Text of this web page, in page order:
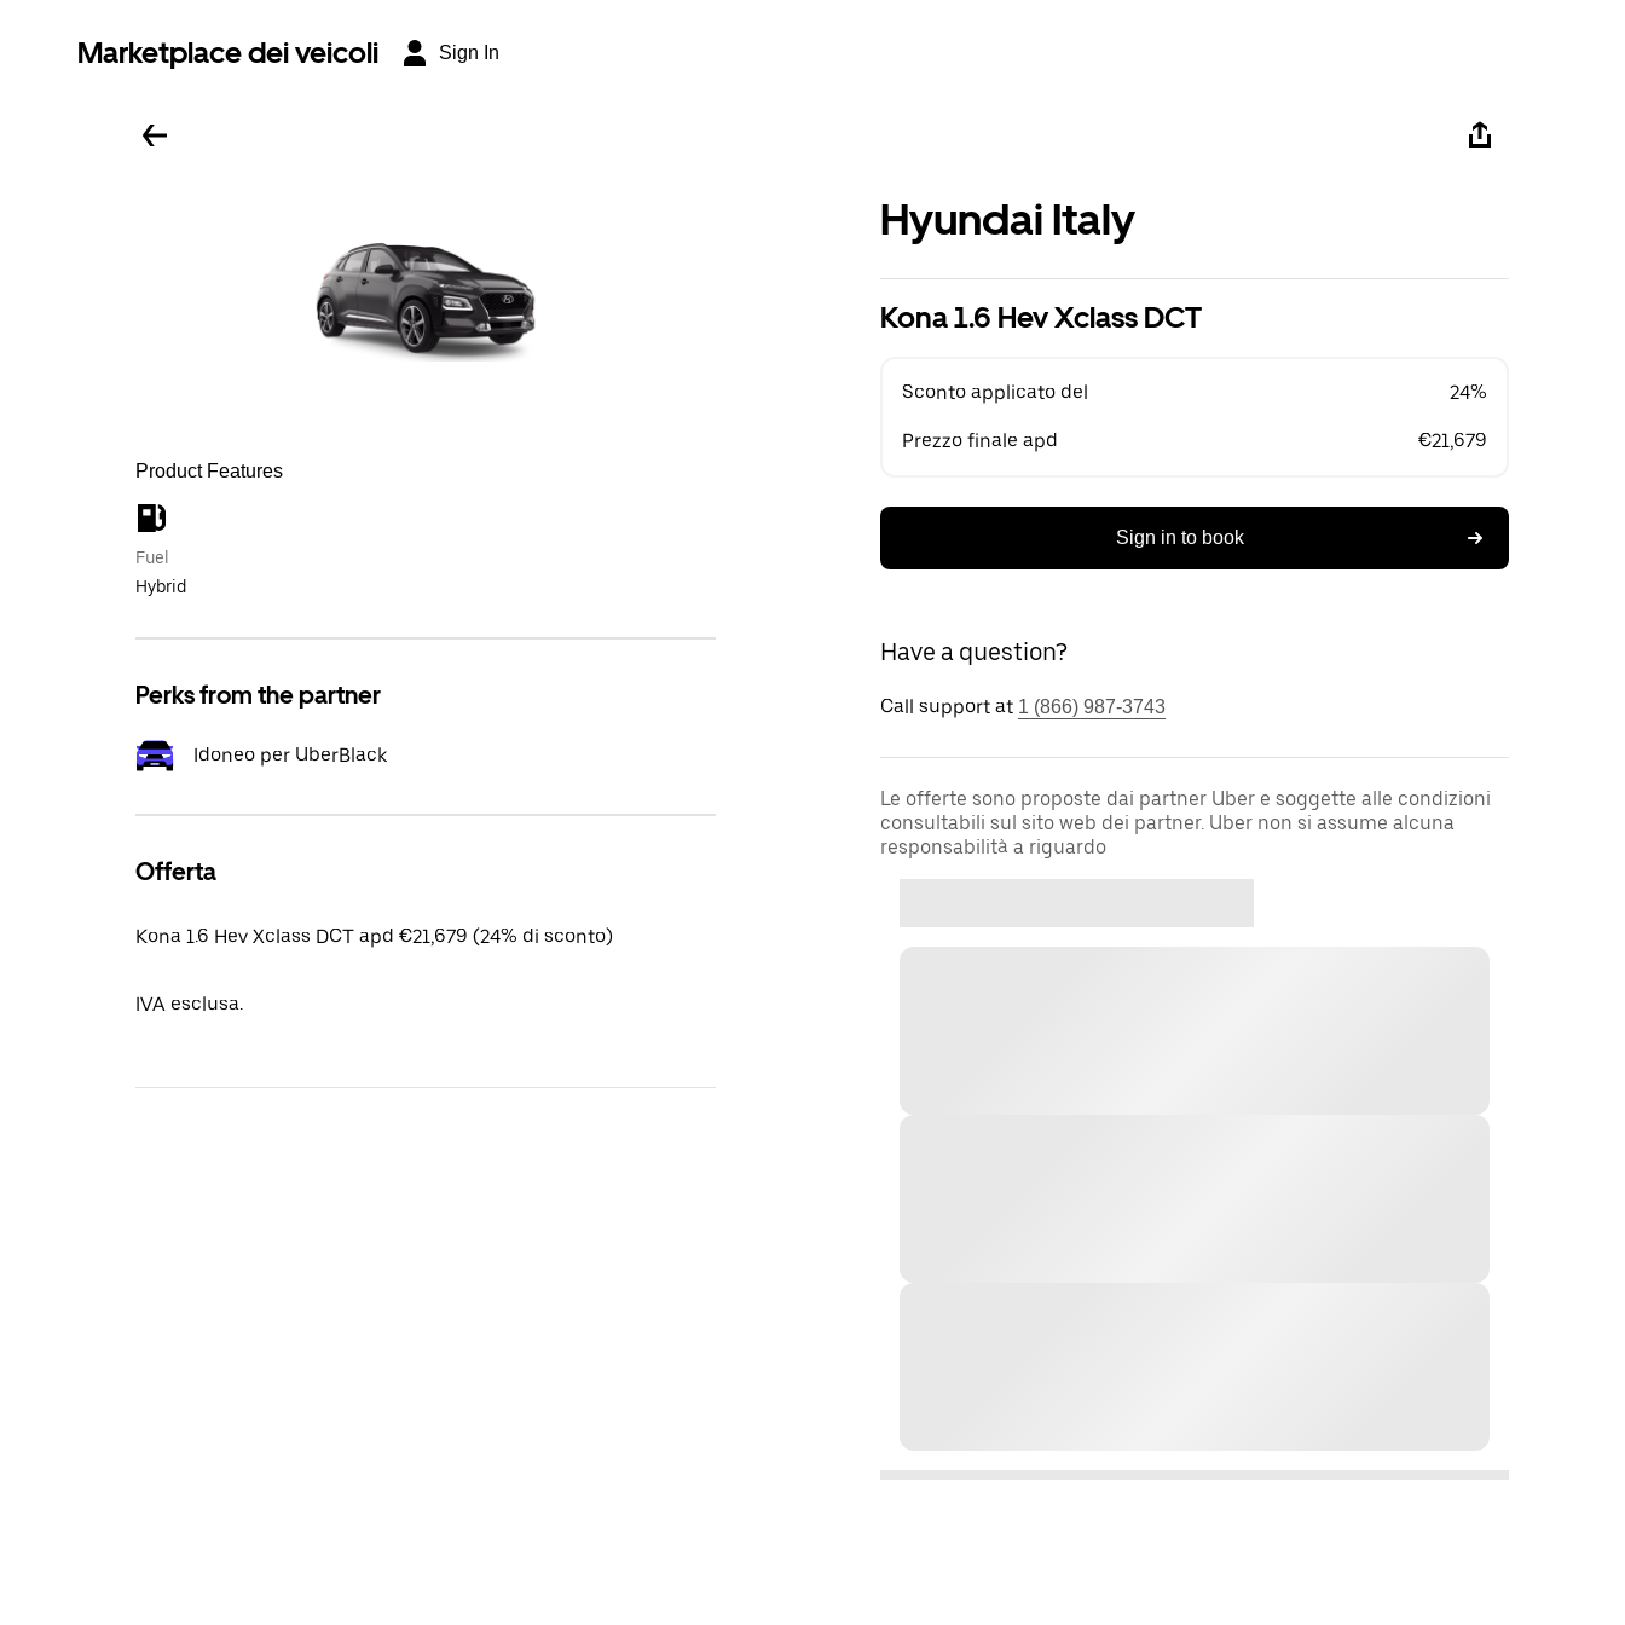
Marketplace dei veicoli Sign In
Product Features
Fuel
Hybrid
Perks from the partner
Idoneo per UberBlack
Offerta
Kona 1.6 Hev Xclass DCT apd €21,679 (24% di sconto)
IVA esclusa.
Hyundai Italy
Kona 1.6 Hev Xclass DCT
Sconto applicato del 24%
Prezzo finale apd €21,679
Sign in to book
Have a question?
Call support at 1 (866) 987-3743
Le offerte sono proposte dai partner Uber e soggette alle condizioni
consultabili sul sito web dei partner. Uber non si assume alcuna
responsabilità a riguardo